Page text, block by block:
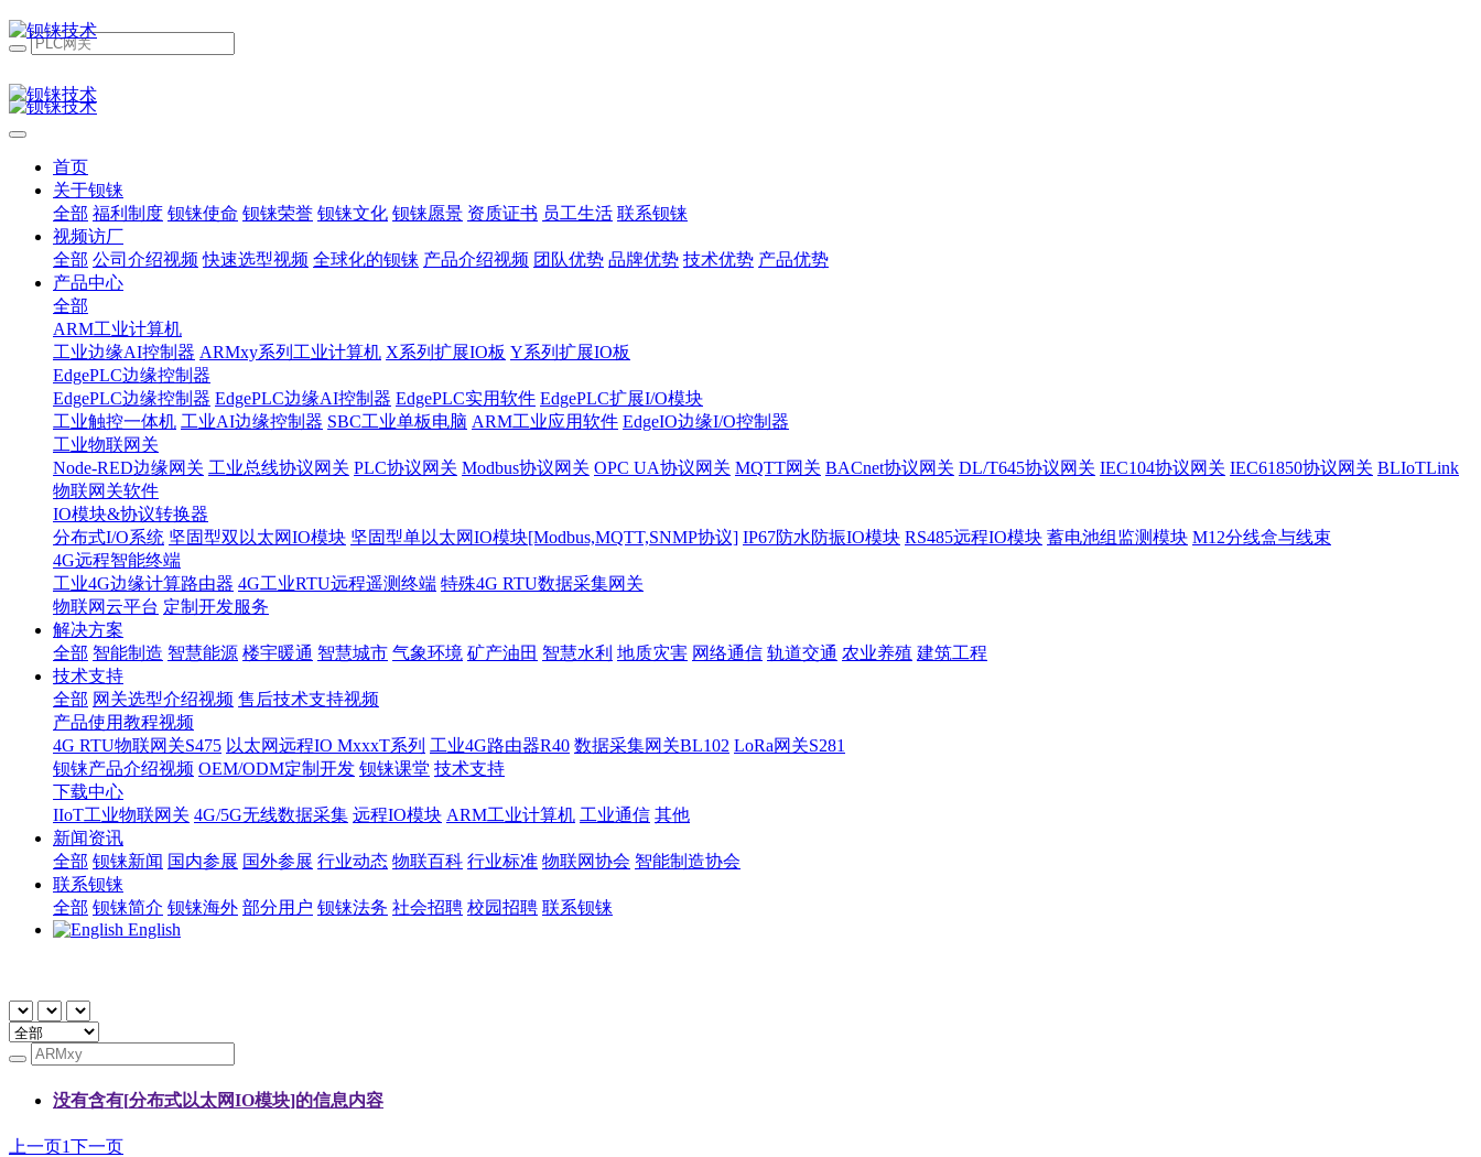
首页
关于钡铼
全部 福利制度 钡铼使命 钡铼荣誉 钡铼文化 钡铼愿景 资质证书 员工生活 联系钡铼
视频访厂
全部 公司介绍视频 快速选型视频 全球化的钡铼 产品介绍视频 团队优势 品牌优势 技术优势 产品优势
产品中心
全部
ARM工业计算机
工业边缘AI控制器 ARMxy系列工业计算机 X系列扩展IO板 Y系列扩展IO板
EdgePLC边缘控制器
EdgePLC边缘控制器 EdgePLC边缘AI控制器 EdgePLC实用软件 EdgePLC扩展I/O模块
工业触控一体机 工业AI边缘控制器 SBC工业单板电脑 ARM工业应用软件 EdgeIO边缘I/O控制器
工业物联网关
Node-RED边缘网关 工业总线协议网关 PLC协议网关 Modbus协议网关 OPC UA协议网关 MQTT网关 BACnet协议网关 DL/T645协议网关 IEC104协议网关 IEC61850协议网关 BLIoTLink
物联网关软件
IO模块&协议转换器
分布式I/O系统 坚固型双以太网IO模块 坚固型单以太网IO模块[Modbus,MQTT,SNMP协议] IP67防水防振IO模块 RS485远程IO模块 蓄电池组监测模块 M12分线盒与线束
4G远程智能终端
工业4G边缘计算路由器 4G工业RTU远程遥测终端 特殊4G RTU数据采集网关
物联网云平台 定制开发服务
解决方案
全部 智能制造 智慧能源 楼宇暖通 智慧城市 气象环境 矿产油田 智慧水利 地质灾害 网络通信 轨道交通 农业养殖 建筑工程
技术支持
全部 网关选型介绍视频 售后技术支持视频
产品使用教程视频
4G RTU物联网关S475 以太网远程IO MxxxT系列 工业4G路由器R40 数据采集网关BL102 LoRa网关S281
钡铼产品介绍视频 OEM/ODM定制开发 钡铼课堂 技术支持
下载中心
IIoT工业物联网关 4G/5G无线数据采集 远程IO模块 ARM工业计算机 工业通信 其他
新闻资讯
全部 钡铼新闻 国内参展 国外参展 行业动态 物联百科 行业标准 物联网协会 智能制造协会
联系钡铼
全部 钡铼简介 钡铼海外 部分用户 钡铼法务 社会招聘 校园招聘 联系钡铼
English
没有含有[​分布式以太网IO模块]的信息内容
上一页1下一页